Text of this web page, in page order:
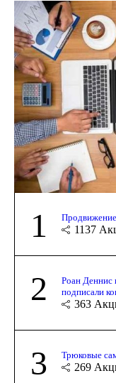
1 1137
2
Роан Деннис
подписали
363
3 Трюковые
269